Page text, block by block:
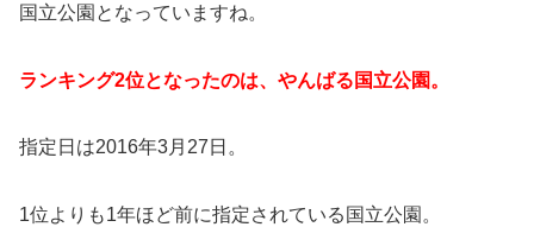
国立公園となっていますね。
ランキング2位となったのは、やんばる国立公園。
指定日は2016年3月27日。
1位よりも1年ほど前に指定されている国立公園。